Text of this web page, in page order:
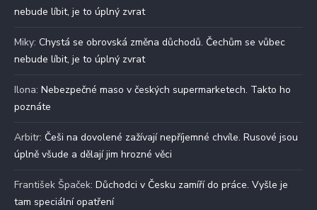
nebude líbit, je to úplný zvrat
Miky: Chystá se obrovská změna důchodů. Čechům se vůbec
nebude líbit, je to úplný zvrat
Ilona: Nebezpečné maso v českých supermarketech. Takto ho
poznáte
Arbitr: Češi na dovolené zažívají nepříjemné chvíle. Rusové jsou
úplně všude a dělají jim hrozné věci
František Špaček: Důchodci v Česku zamíří do práce. Vyšle je
tam speciální opatření